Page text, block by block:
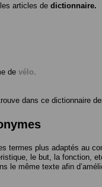
articles de dictionnaire.
de vélo
dans ce dictionnaire
termes plus adaptés au
le but, la fonction,
le même texte afin